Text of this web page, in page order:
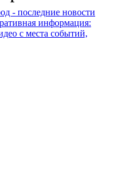
- последние новости
информация:
с места событий,